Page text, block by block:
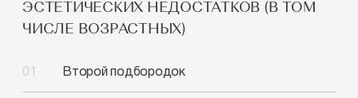
ЭСТЕТИЧЕСКИХ НЕДОСТАТКОВ (В ТОМ
ЧИСЛЕ ВОЗРАСТНЫХ)
Второй подбородок